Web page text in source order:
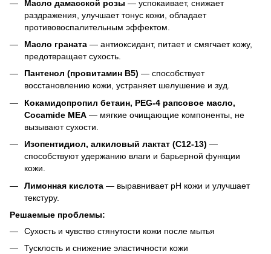
Масло дамасской розы — успокаивает, снижает
раздражения, улучшает тонус кожи, обладает
противовоспалительным эффектом.
Масло граната — антиоксидант, питает и смягчает кожу,
предотвращает сухость.
Пантенол (провитамин В5) — способствует
восстановлению кожи, устраняет шелушение и зуд.
Кокамидопропил бетаин, PEG-4 рапсовое масло,
Cocamide MEA — мягкие очищающие компоненты, не
вызывают сухости.
Изопентидиол, алкиловый лактат (C12-13) —
способствуют удержанию влаги и барьерной функции
кожи.
Лимонная кислота — выравнивает pH кожи и улучшает
текстуру.
Решаемые проблемы:
Сухость и чувство стянутости кожи после мытья
Тусклость и снижение эластичности кожи